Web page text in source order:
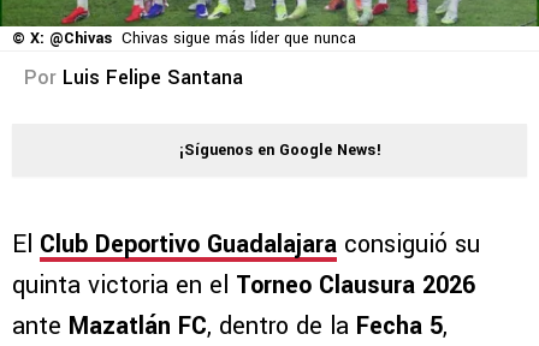
© X: @Chivas Chivas sigue más líder que nunca
Por Luis Felipe Santana
¡Síguenos en Google News!
El Club Deportivo Guadalajara consiguió su
quinta victoria en el Torneo Clausura 2026
ante Mazatlán FC, dentro de la Fecha 5,